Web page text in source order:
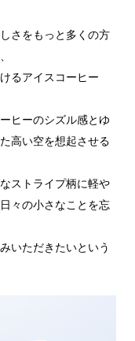
さをもっと多くの方
るアイスコーヒー
ヒーのシズル感とゆ
高い空を想起させる
ストライプ柄に軽や
々の小さなことを忘
いただきたいという